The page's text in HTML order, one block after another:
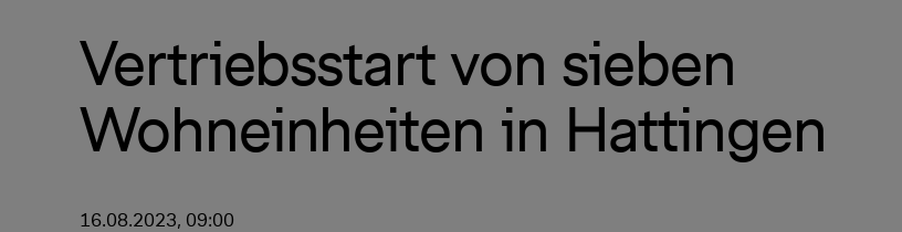
Vertriebsstart von sieben
Wohneinheiten in Hattingen
16.08.2023, 09:00